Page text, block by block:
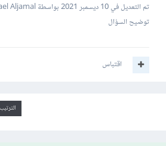
تم التعديل في10 ديسمبر 2021
بواسطة Wael Aljamal
توضيح السؤال
اقتباس